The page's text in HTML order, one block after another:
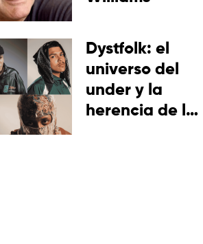
Dystfolk: el
universo del
under y la
herencia de la